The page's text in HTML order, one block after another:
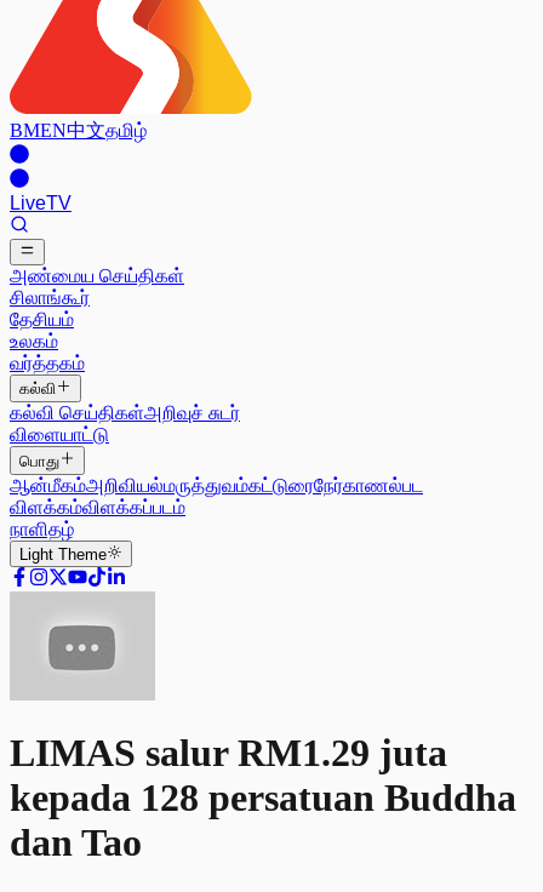
BMEN中文தமிழ்
LiveTV
அண்மைய செய்திகள்
சிலாங்கூர்
தேசியம்
உலகம்
வர்த்தகம்
கல்வி
கல்வி செய்திகள்அறிவுச் சுடர்
விளையாட்டு
பொது
ஆன்மீகம்அறிவியல்மருத்துவம்கட்டுரைநேர்காணல்பட
விளக்கம்விளக்கப்படம்
நாளிதழ்
Light Theme
LIMAS salur RM1.29 juta
kepada 128 persatuan Buddha
dan Tao